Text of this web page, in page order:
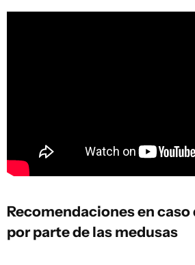
Recomendaciones en
por parte de las medusas